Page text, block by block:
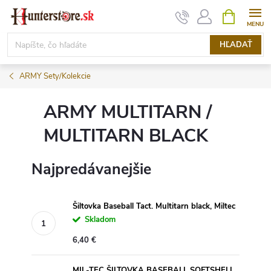
Prejsť
obsah
HĽADAŤ
KOŠÍK
ARMY Sety/Kolekcie
ARMY MULTITARN /
MULTITARN BLACK
Najpredávanejšie
Šiltovka Baseball Tact. Multitarn black, Miltec
Skladom
6,40 €